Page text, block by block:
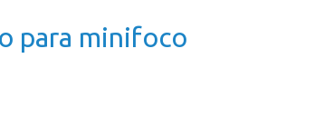
para minifoco